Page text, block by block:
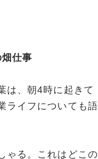
仕事
は、朝4時に起きて
ライフについても語
ゃる。これはどこの